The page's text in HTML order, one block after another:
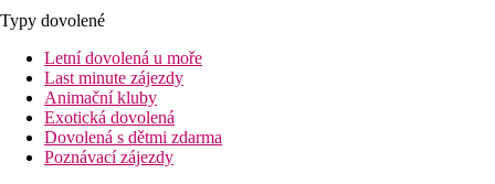
Typy dovolené
Letní dovolená u moře
Last minute zájezdy
Animační kluby
Exotická dovolená
Dovolená s dětmi zdarma
Poznávací zájezdy